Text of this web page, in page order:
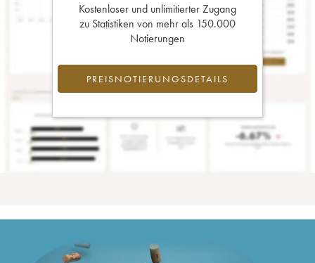
Kostenloser und unlimitierter Zugang
zu Statistiken von mehr als 150.000
Notierungen
PREISNOTIERUNGSDETAILS